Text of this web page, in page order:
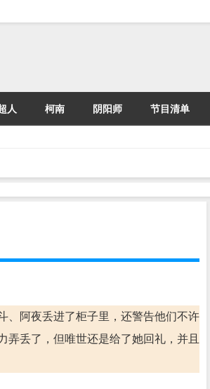
人 柯南 阴阳师 节目清单
、阿夜丢进了柜子里，还警告他们不许
丢了，但唯世还是给了她回礼，并且